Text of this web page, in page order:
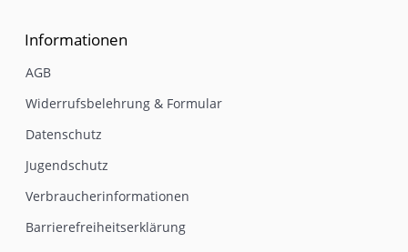
Informationen
AGB
Widerrufsbelehrung & Formular
Datenschutz
Jugendschutz
Verbraucherinformationen
Barrierefreiheitserklärung